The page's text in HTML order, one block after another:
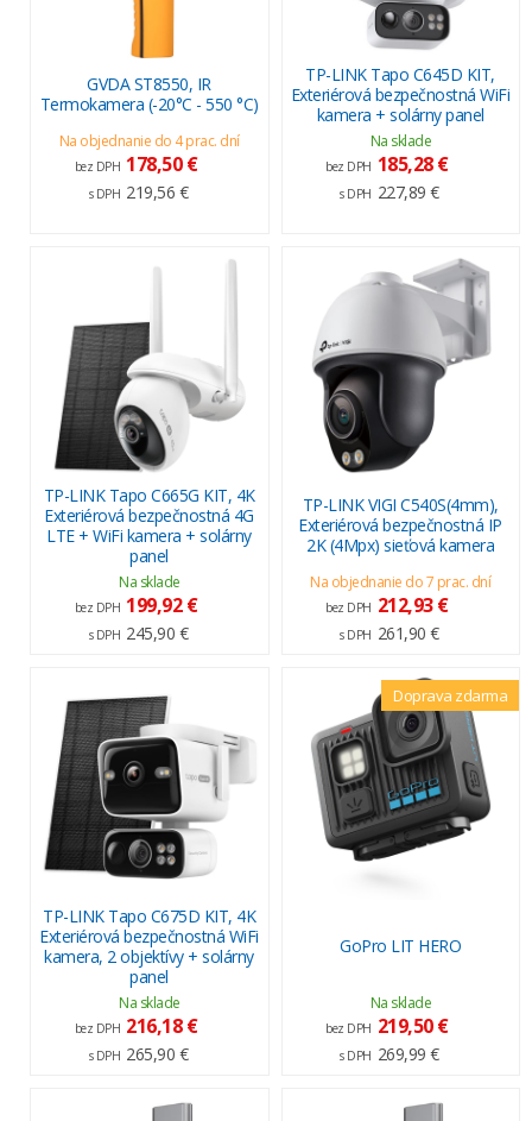
GVDA ST8550, IR
Termokamera (-20°C - 550 °C)
Na objednanie do 4 prac. dní
bez DPH 178,50 €
s DPH 219,56 €
TP-LINK Tapo C645D KIT,
Exteriérová bezpečnostná WiFi
kamera + solárny panel
Na sklade
bez DPH 185,28 €
s DPH 227,89 €
TP-LINK Tapo C665G KIT, 4K
Exteriérová bezpečnostná 4G
LTE + WiFi kamera + solárny
panel
Na sklade
bez DPH 199,92 €
s DPH 245,90 €
TP-LINK VIGI C540S(4mm),
Exteriérová bezpečnostná IP
2K (4Mpx) sieťová kamera
Na objednanie do 7 prac. dní
bez DPH 212,93 €
s DPH 261,90 €
TP-LINK Tapo C675D KIT, 4K
Exteriérová bezpečnostná WiFi
kamera, 2 objektívy + solárny
panel
Na sklade
bez DPH 216,18 €
s DPH 265,90 €
Doprava zdarma
GoPro LIT HERO
Na sklade
bez DPH 219,50 €
s DPH 269,99 €